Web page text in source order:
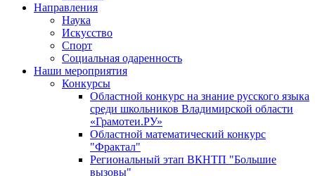
Направления
Наука
Искусство
Спорт
Социальная одаренность
Наши мероприятия
Конкурсы
Областной конкурс на знание русского языка
среди школьников Владимирской области
«Грамотеи.РУ»
Областной математический конкурс
"Фрактал"
Региональный этап ВКНТП "Большие
вызовы"